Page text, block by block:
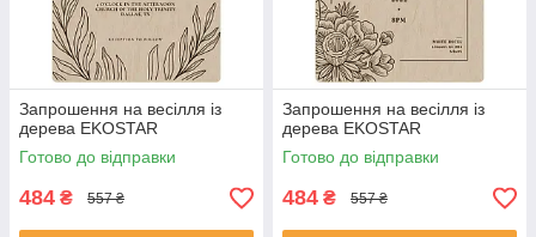
Запрошення на весілля із
дерева EKOSTAR
Готово до відправки
484 ₴ 557 ₴
Запрошення на весілля із
дерева EKOSTAR
Готово до відправки
484 ₴ 557 ₴